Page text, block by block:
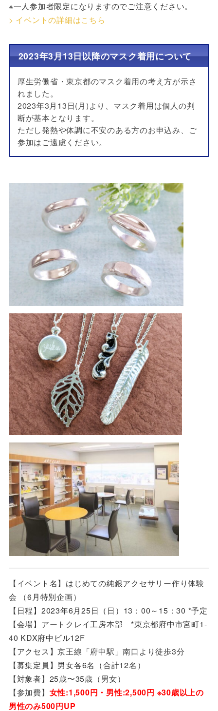
※一人参加者限定になりますのでご注意ください。
> イベントの詳細はこちら
2023年3月13日以降のマスク着用について
厚生労働省・東京都のマスク着用の考え方が示さ
れました。
2023年3月13日(月)より、マスク着用は個人の判
断が基本となります。
ただし発熱や体調に不安のある方のお申込み、ご
参加はご遠慮ください。
【イベント名】はじめての純銀アクセサリー作り体験
会 （6月特別企画）
【日程】2023年6月25日（日）13：00～15：30 *予定
【会場】アートクレイ工房本部 *東京都府中市宮町1-
40 KDX府中ビル12F
【アクセス】京王線「府中駅」南口より徒歩3分
【募集定員】男女各6名（合計12名）
【対象者】25歳〜35歳（男女）
【参加費】 女性:1,500円・男性:2,500円 ※30歳以上の
男性のみ500円UP